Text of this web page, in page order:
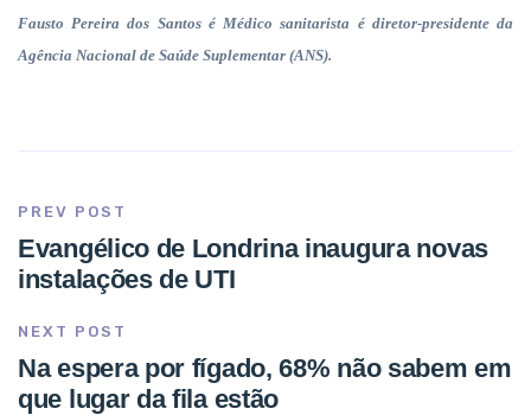
Fausto Pereira dos Santos é Médico sanitarista é diretor-presidente da
Agência Nacional de Saúde Suplementar (ANS).
PREV POST
Evangélico de Londrina inaugura novas
instalações de UTI
NEXT POST
Na espera por fígado, 68% não sabem em
que lugar da fila estão